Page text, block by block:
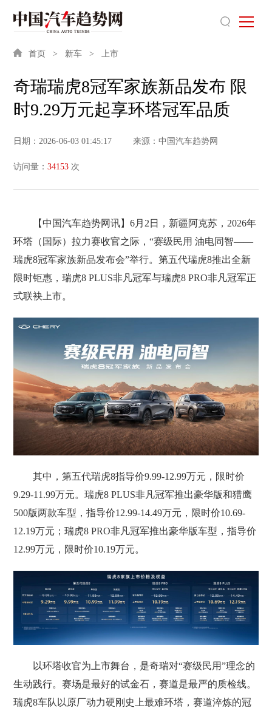
首页 新车 上市
奇瑞瑞虎8冠军家族新品发布 限
时9.29万元起享环塔冠军品质
日期：2026-06-03 01:45:17 来源：中国汽车趋势网
访问量：34153 次
【中国汽车趋势网讯】6月2日，新疆阿克苏，2026年
环塔（国际）拉力赛收官之际，“赛级民用 油电同智——
瑞虎8冠军家族新品发布会”举行。第五代瑞虎8推出全新
限时钜惠，瑞虎8 PLUS非凡冠军与瑞虎8 PRO非凡冠军正
式联袂上市。
其中，第五代瑞虎8指导价9.99-12.99万元，限时价
9.29-11.99万元。瑞虎8 PLUS非凡冠军推出豪华版和猎鹰
500版两款车型，指导价12.99-14.49万元，限时价10.69-
12.19万元；瑞虎8 PRO非凡冠军推出豪华版车型，指导价
12.99万元，限时价10.19万元。
以环塔收官为上市舞台，是奇瑞对“赛级民用”理念的
生动践行。赛场是最好的试金石，赛道是最严的质检线。
瑞虎8车队以原厂动力硬刚史上最难环塔，赛道淬炼的冠